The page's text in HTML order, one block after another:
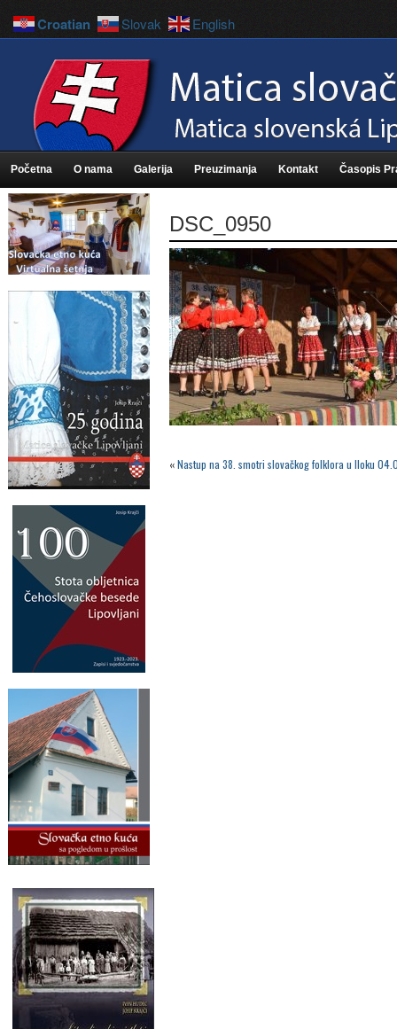
Početna O nama Galerija Preuzimanja Kontakt Časopis
DSC_0950
«Nastup na 38. smotri slovačkog folklora u Iloku
Croatian Slovak English